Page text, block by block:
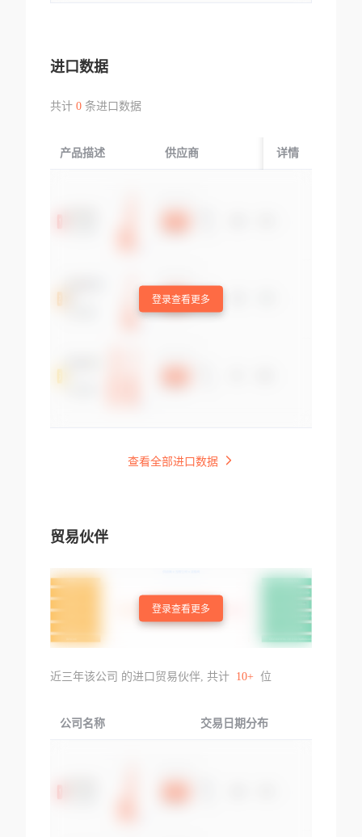
进口数据
共计 0条进口数据
产品描述 供应商 起运国/地区
详情
登录查看更多
查看全部进口数据
贸易伙伴
登录查看更多
近三年该公司 的进口贸易伙伴, 共计 10+ 位
公司名称 交易日期分布